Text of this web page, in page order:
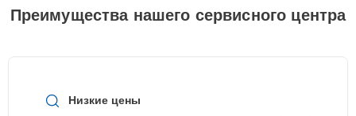
Преимущества нашего сервисного центра
Низкие цены